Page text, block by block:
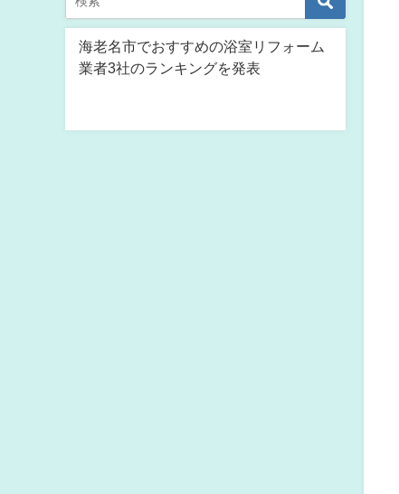
海老名市でおすすめの浴室リフォーム
業者3社のランキングを発表